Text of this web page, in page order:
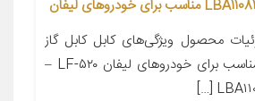
محصول ویژگی‌های کابل کابل گاز
سایر توضیحات – مناسب برای خودروهای لیفان LF-۵۲۰ –